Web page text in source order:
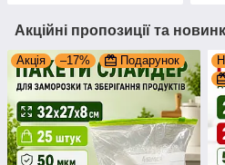
Акційні пропозиції та
Акція –17% Подарунок